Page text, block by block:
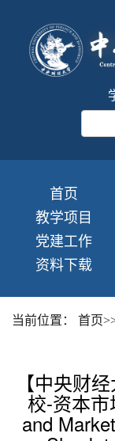
首页
教学项目
党建工作
资料下载
当前位置： 首页
【中央财
校-资本
and